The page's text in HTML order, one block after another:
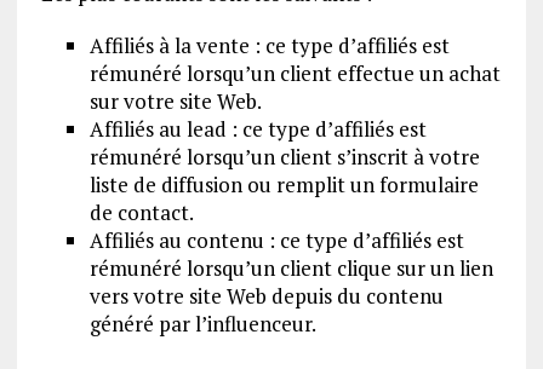
Affiliés à la vente : ce type d’affiliés est
rémunéré lorsqu’un client effectue un achat
sur votre site Web.
Affiliés au lead : ce type d’affiliés est
rémunéré lorsqu’un client s’inscrit à votre
liste de diffusion ou remplit un formulaire
de contact.
Affiliés au contenu : ce type d’affiliés est
rémunéré lorsqu’un client clique sur un lien
vers votre site Web depuis du contenu
généré par l’influenceur.